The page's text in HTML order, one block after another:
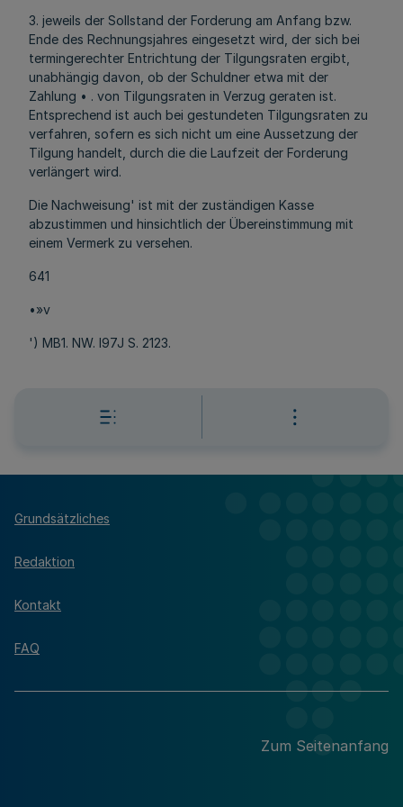
3. jeweils der Sollstand der Forderung am Anfang bzw.
Ende des Rechnungsjahres eingesetzt wird, der sich bei
termingerechter Entrichtung der Tilgungsraten ergibt,
unabhängig davon, ob der Schuldner etwa mit der
Zahlung • . von Tilgungsraten in Verzug geraten ist.
Entsprechend ist auch bei gestundeten Tilgungsraten zu
verfahren, sofern es sich nicht um eine Aussetzung der
Tilgung handelt, durch die die Laufzeit der Forderung
verlängert wird.
Die Nachweisung' ist mit der zuständigen Kasse
abzustimmen und hinsichtlich der Übereinstimmung mit
einem Vermerk zu versehen.
641
•»v
') MB1. NW. I97J S. 2123.
Grundsätzliches
Redaktion
Kontakt
FAQ
Zum Seitenanfang